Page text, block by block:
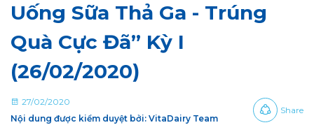
Uống Sữa Thả Ga - Trúng
Quà Cực Đã” Kỳ I
(26/02/2020)
27/02/2020
Nội dung được kiểm duyệt bởi: VitaDairy Team
Share